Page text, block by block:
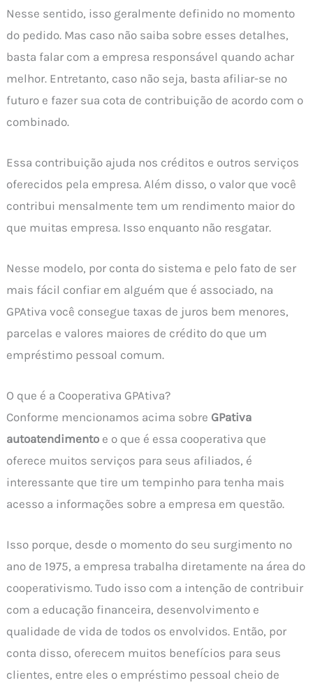
Nesse sentido, isso geralmente definido no momento
do pedido. Mas caso não saiba sobre esses detalhes,
basta falar com a empresa responsável quando achar
melhor. Entretanto, caso não seja, basta afiliar-se no
futuro e fazer sua cota de contribuição de acordo com o
combinado.
Essa contribuição ajuda nos créditos e outros serviços
oferecidos pela empresa. Além disso, o valor que você
contribui mensalmente tem um rendimento maior do
que muitas empresa. Isso enquanto não resgatar.
Nesse modelo, por conta do sistema e pelo fato de ser
mais fácil confiar em alguém que é associado, na
GPAtiva você consegue taxas de juros bem menores,
parcelas e valores maiores de crédito do que um
empréstimo pessoal comum.
O que é a Cooperativa GPAtiva?
Conforme mencionamos acima sobre GPativa
autoatendimento e o que é essa cooperativa que
oferece muitos serviços para seus afiliados, é
interessante que tire um tempinho para tenha mais
acesso a informações sobre a empresa em questão.
Isso porque, desde o momento do seu surgimento no
ano de 1975, a empresa trabalha diretamente na área do
cooperativismo. Tudo isso com a intenção de contribuir
com a educação financeira, desenvolvimento e
qualidade de vida de todos os envolvidos. Então, por
conta disso, oferecem muitos benefícios para seus
clientes, entre eles o empréstimo pessoal cheio de